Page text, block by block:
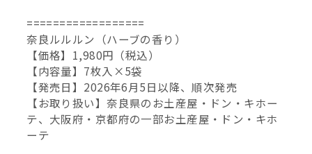
==================
奈良ルルルン（ハーブの香り）
【価格】1,980円（税込）
【内容量】7枚入×5袋
【発売日】2026年6月5日以降、順次発売
【お取り扱い】奈良県のお土産屋・ドン・キホー
テ、大阪府・京都府の一部お土産屋・ドン・キホ
ーテ